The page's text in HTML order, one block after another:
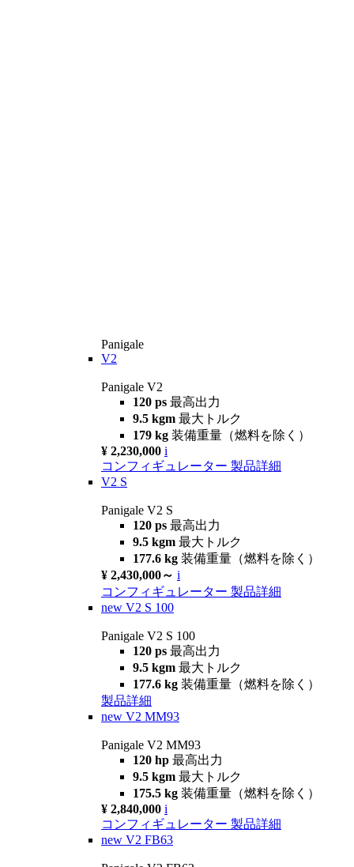
Panigale
V2
Panigale V2
120 ps 最高出力
9.5 kgm 最大トルク
179 kg 装備重量（燃料を除く）
¥ 2,230,000 i
コンフィギュレーター 製品詳細
V2 S
Panigale V2 S
120 ps 最高出力
9.5 kgm 最大トルク
177.6 kg 装備重量（燃料を除く）
¥ 2,430,000～ i
コンフィギュレーター 製品詳細
new V2 S 100
Panigale V2 S 100
120 ps 最高出力
9.5 kgm 最大トルク
177.6 kg 装備重量（燃料を除く）
製品詳細
new V2 MM93
Panigale V2 MM93
120 hp 最高出力
9.5 kgm 最大トルク
175.5 kg 装備重量（燃料を除く）
¥ 2,840,000 i
コンフィギュレーター 製品詳細
new V2 FB63